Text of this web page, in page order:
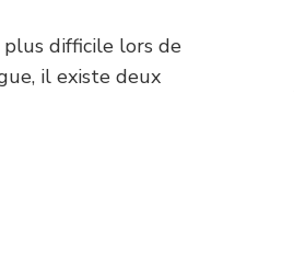
plus difficile lors de
il existe deux